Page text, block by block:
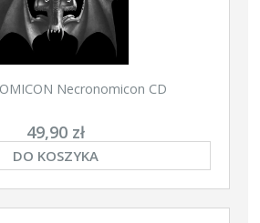
Necronomicon CD
49,90 zł
DO KOSZYKA